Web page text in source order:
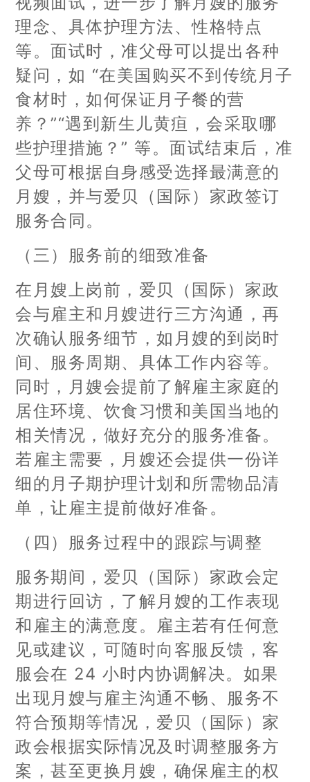
理念、具体护理方法、性格特点
等。面试时，准父母可以提出各种
疑问，如 “在美国购买不到传统月子
食材时，如何保证月子餐的营
养？”“遇到新生儿黄疸，会采取哪
些护理措施？” 等。面试结束后，准
父母可根据自身感受选择最满意的
月嫂，并与爱贝（国际）家政签订
服务合同。
（三）服务前的细致准备
在月嫂上岗前，爱贝（国际）家政
会与雇主和月嫂进行三方沟通，再
次确认服务细节，如月嫂的到岗时
间、服务周期、具体工作内容等。
同时，月嫂会提前了解雇主家庭的
居住环境、饮食习惯和美国当地的
相关情况，做好充分的服务准备。
若雇主需要，月嫂还会提供一份详
细的月子期护理计划和所需物品清
单，让雇主提前做好准备。
（四）服务过程中的跟踪与调整
服务期间，爱贝（国际）家政会定
期进行回访，了解月嫂的工作表现
和雇主的满意度。雇主若有任何意
见或建议，可随时向客服反馈，客
服会在 24 小时内协调解决。如果
出现月嫂与雇主沟通不畅、服务不
符合预期等情况，爱贝（国际）家
政会根据实际情况及时调整服务方
案，甚至更换月嫂，确保雇主的权